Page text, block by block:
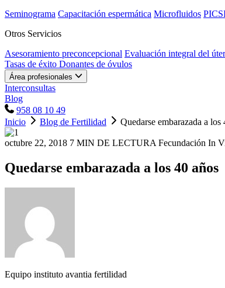
Seminograma Capacitación espermática Microfluidos
Otros Servicios
Asesoramiento preconcepcional Evaluación integral del
Tasas de éxito Donantes de óvulos
Área profesionales
Interconsultas
Blog
958 08 10 49
Inicio
Blog de Fertilidad Quedarse embarazada a los
octubre 22, 2018 7 MIN DE LECTURA Fecundación In
Quedarse embarazada a los 40 años
Equipo instituto avantia fertilidad